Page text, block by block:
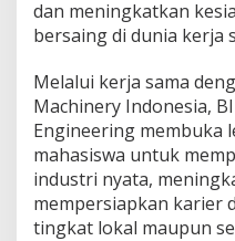
dan meningkatkan
bersaing di dunia kerja
Melalui kerja sama
Machinery Indonesia,
Engineering membuka
mahasiswa untuk
industri nyata,
mempersiapkan karier
tingkat lokal maupun